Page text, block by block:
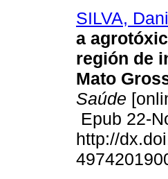
SILVA,
a
región de
Mato
Saúde
Epub 22-
http://